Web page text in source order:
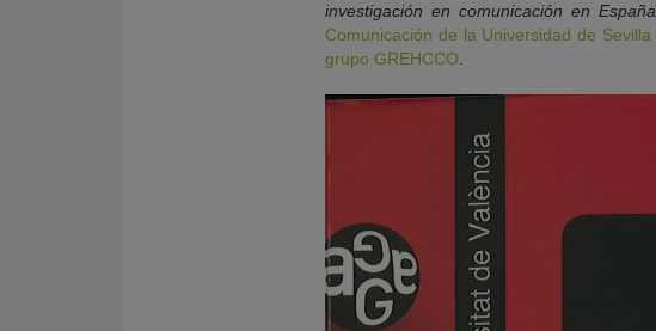
investigación en comunicación en España
Comunicación de la Universidad de Sevilla
grupo GREHCCO